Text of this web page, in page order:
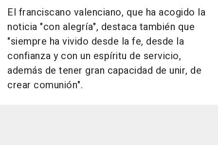
El franciscano valenciano, que ha acogido la
noticia "con alegría", destaca también que
"siempre ha vivido desde la fe, desde la
confianza y con un espíritu de servicio,
además de tener gran capacidad de unir, de
crear comunión".